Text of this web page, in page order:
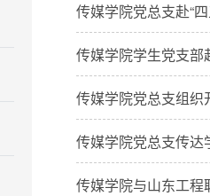
传媒学院党总支赴“
传媒学院学生党支部
传媒学院党总支组织
传媒学院党总支传达
传媒学院与山东工程